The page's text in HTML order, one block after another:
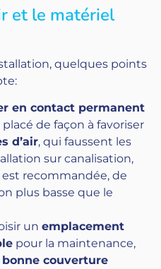
et le matériel
quelques points
en contact permanent
placé de façon à favoriser
d’air, qui faussent les
sur canalisation,
est recommandée, de
plus basse que le
un emplacement
pour la maintenance,
bonne couverture